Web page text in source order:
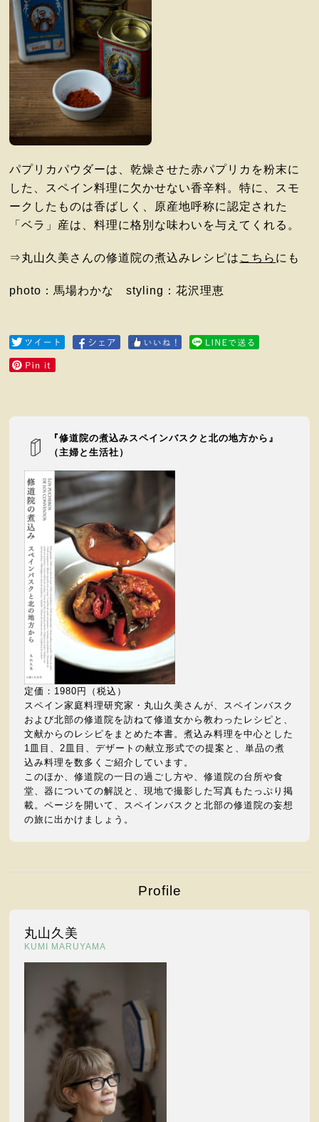
パプリカパウダーは、乾燥させた赤パプリカを粉末に
した、スペイン料理に欠かせない香辛料。特に、スモ
ークしたものは香ばしく、原産地呼称に認定された
「ベラ」産は、料理に格別な味わいを与えてくれる。
⇒丸山久美さんの修道院の煮込みレシピは こちら にも
photo：馬場わかな styling：花沢理恵
『修道院の煮込みスペインバスクと北の地方から』
（主婦と生活社）
定価：1980円（税込）
スペイン家庭料理研究家・丸山久美さんが、スペインバスク
および北部の修道院を訪ねて修道女から教わったレシピと、
文献からのレシピをまとめた本書。煮込み料理を中心とした
1皿目、2皿目、デザートの献立形式での提案と、単品の煮
込み料理を数多くご紹介しています。
このほか、修道院の一日の過ごし方や、修道院の台所や食
堂、器についての解説と、現地で撮影した写真もたっぷり掲
載。ページを開いて、スペインバスクと北部の修道院の妄想
の旅に出かけましょう。
Profile
丸山久美
KUMI MARUYAMA